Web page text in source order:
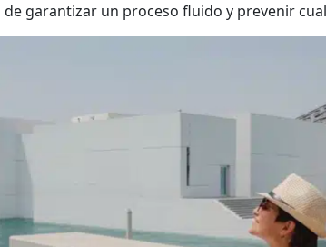
garantizar un proceso fluido y prevenir